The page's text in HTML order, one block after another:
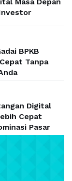
BPKB
Tanpa
Digital
Cepat
Pasar